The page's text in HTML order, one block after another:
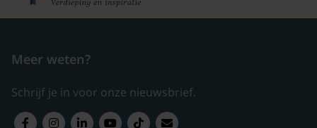
Meer weten?
Schrijf je in voor onze nieuwsbrief.